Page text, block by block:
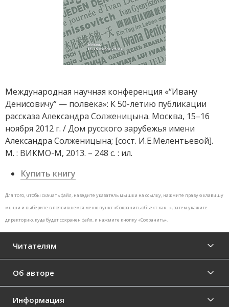
Международная научная конференция «“Ивану
Денисовичу” — полвека»: К 50-летию публикации
рассказа Александра Солженицына. Москва, 15–16
ноября 2012 г. / Дом русского зарубежья имени
Александра Солженицына; [сост. И.Е.Мелентьевой].
М. : ВИКМО-М, 2013. – 248 с. : ил.
Купить книгу
Для того, чтобы скачать файл, наведите указатель мышки на ссылку, нажмите правую клавишу
мыши и выберите в появившемся меню пункт «Сохранить объект как…», затем укажите
директорию, куда будет сохранен файл, и нажмите кнопку «Сохранить».
Читателям
Об авторе
Информация